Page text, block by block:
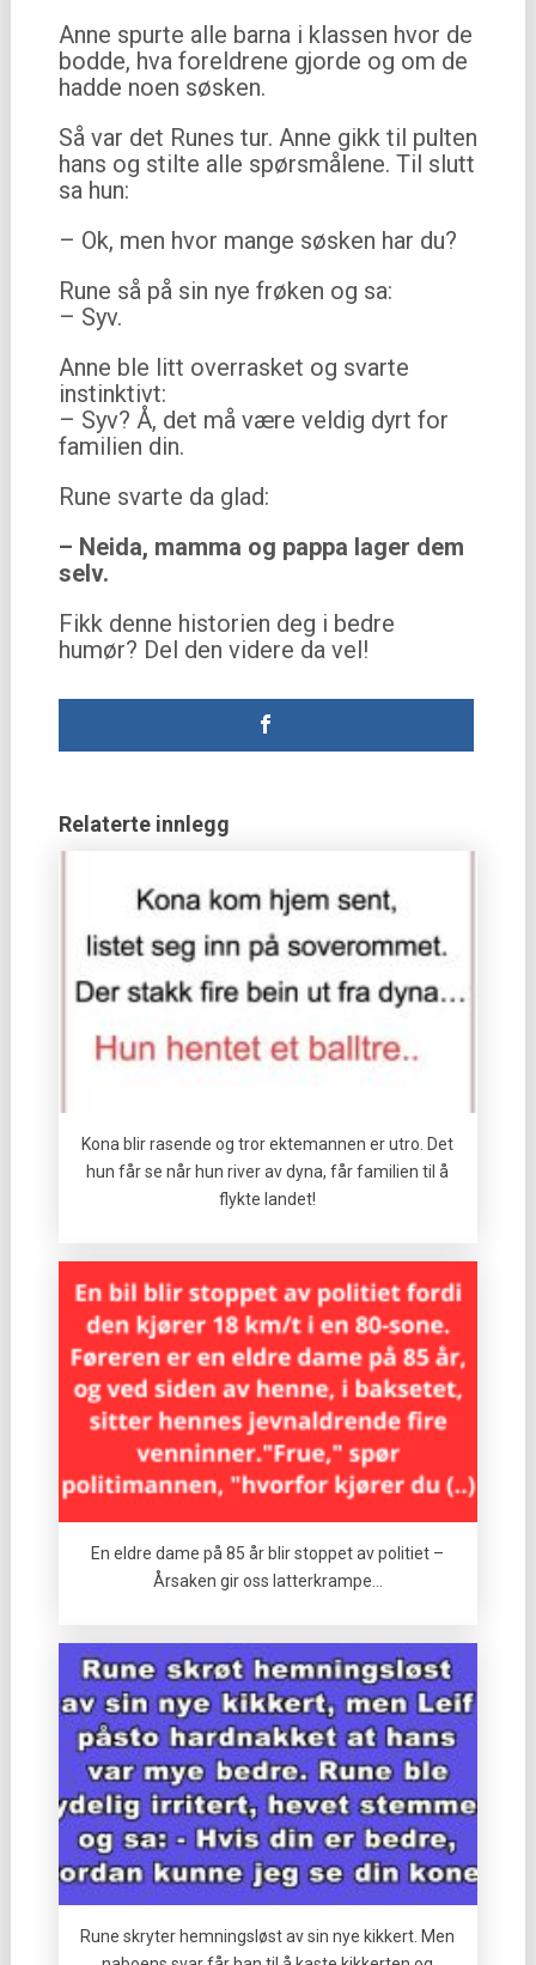
Anne spurte alle barna i klassen hvor de
bodde, hva foreldrene gjorde og om de
hadde noen søsken.
Så var det Runes tur. Anne gikk til pulten
hans og stilte alle spørsmålene. Til slutt
sa hun:
– Ok, men hvor mange søsken har du?
Rune så på sin nye frøken og sa:
– Syv.
Anne ble litt overrasket og svarte
instinktivt:
– Syv? Å, det må være veldig dyrt for
familien din.
Rune svarte da glad:
– Neida, mamma og pappa lager dem
selv.
Fikk denne historien deg i bedre
humør? Del den videre da vel!
Relaterte innlegg
Kona blir rasende og tror ektemannen er utro. Det
hun får se når hun river av dyna, får familien til å
flykte landet!
En eldre dame på 85 år blir stoppet av politiet –
Årsaken gir oss latterkrampe…
Rune skryter hemningsløst av sin nye kikkert. Men